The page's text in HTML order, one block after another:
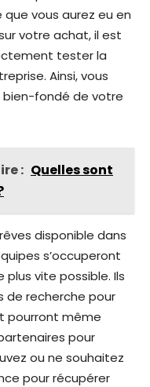
vous aurez eu en
votre achat, il est
tester la
Ainsi, vous
bien-fondé de votre
: Quelles sont
disponible dans
s’occuperont
plus vite possible. Ils
de recherche pour
pourront même
pour
ou ne souhaitez
pour récupérer